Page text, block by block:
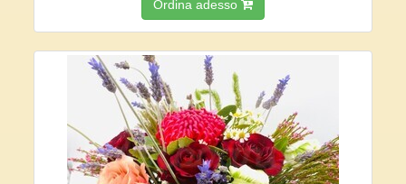
Ordina adesso